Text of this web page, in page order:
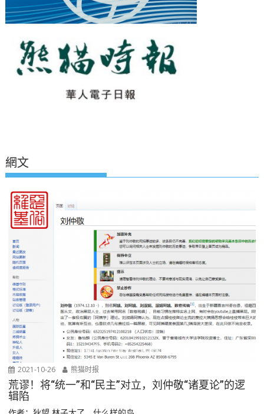
網文
2021-10-26 熊猫时报
荒谬！将“统一”和“民主”对立，刘仲敬“诸夏论”的逻
辑陷